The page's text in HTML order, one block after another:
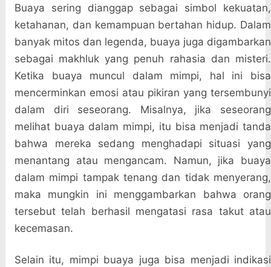
Buaya sering dianggap sebagai simbol kekuatan,
ketahanan, dan kemampuan bertahan hidup. Dalam
banyak mitos dan legenda, buaya juga digambarkan
sebagai makhluk yang penuh rahasia dan misteri.
Ketika buaya muncul dalam mimpi, hal ini bisa
mencerminkan emosi atau pikiran yang tersembunyi
dalam diri seseorang. Misalnya, jika seseorang
melihat buaya dalam mimpi, itu bisa menjadi tanda
bahwa mereka sedang menghadapi situasi yang
menantang atau mengancam. Namun, jika buaya
dalam mimpi tampak tenang dan tidak menyerang,
maka mungkin ini menggambarkan bahwa orang
tersebut telah berhasil mengatasi rasa takut atau
kecemasan.
Selain itu, mimpi buaya juga bisa menjadi indikasi